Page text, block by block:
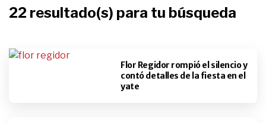
22 resultado(s) para tu búsqueda
Flor Regidor rompió el silencio y
contó detalles de la fiesta en el
yate